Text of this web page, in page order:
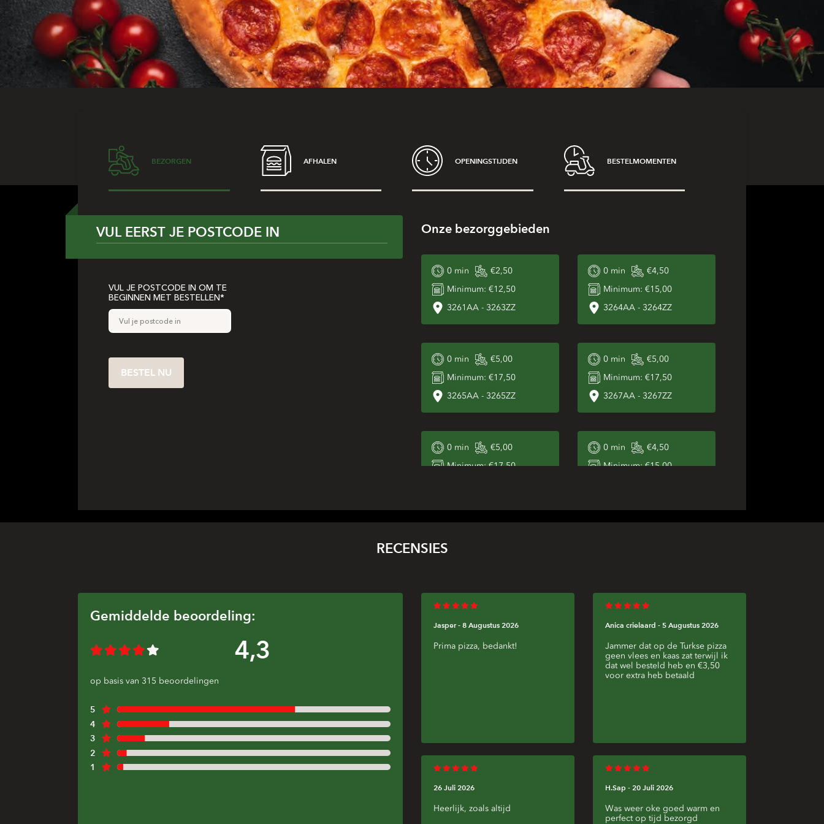
BEZORGEN AFHALEN OPENINGSTIJDEN BESTELMOMENTEN
VUL EERST JE POSTCODE IN
VUL JE POSTCODE IN OM TE
BEGINNEN MET BESTELLEN*
BESTEL NU
Onze bezorggebieden
0 min
€2,50
Minimum: €12,50
3261AA - 3263ZZ
0 min
€4,50
Minimum: €15,00
3264AA - 3264ZZ
0 min
€5,00
Minimum: €17,50
3265AA - 3265ZZ
0 min
€5,00
Minimum: €17,50
3267AA - 3267ZZ
0 min
€5,00
Minimum:€17,50
0 min
€4,50
Minimum:€15,00
Minimum:
40 min
€5,00
Minimum: €17,50
RECENSIES
Gemiddelde beoordeling:
4,3
op basis van 315 beoordelingen
5
4
3
2
1
Jasper - 8 Augustus 2026
Prima pizza, bedankt!
Anica crielaard - 5 Augustus 2026
Jammer dat op de Turkse pizza
geen vlees en kaas zat terwijl ik
dat wel besteld heb en €3,50
voor extra heb betaald
26 Juli 2026
Heerlijk, zoals altijd
H.Sap - 20 Juli 2026
Was weer oke goed warm en
perfect op tijd bezorgd